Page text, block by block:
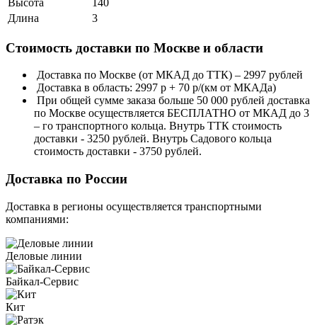
Высота
140
Длина
3
Стоимость доставки по Москве и области
Доставка по Москве (от МКАД до ТТК) – 2997 рублей
Доставка в область: 2997 р + 70 р/(км от МКАДа)
При общей сумме заказа больше 50 000 рублей доставка
по Москве осуществляется БЕСПЛАТНО от МКАД до 3
– го транспортного кольца. Внутрь ТТК стоимость
доставки - 3250 рублей. Внутрь Садового кольца
стоимость доставки - 3750 рублей.
Доставка по России
Доставка в регионы осуществляется транспортными
компаниями:
Деловые линии
Байкал-Сервис
Кит